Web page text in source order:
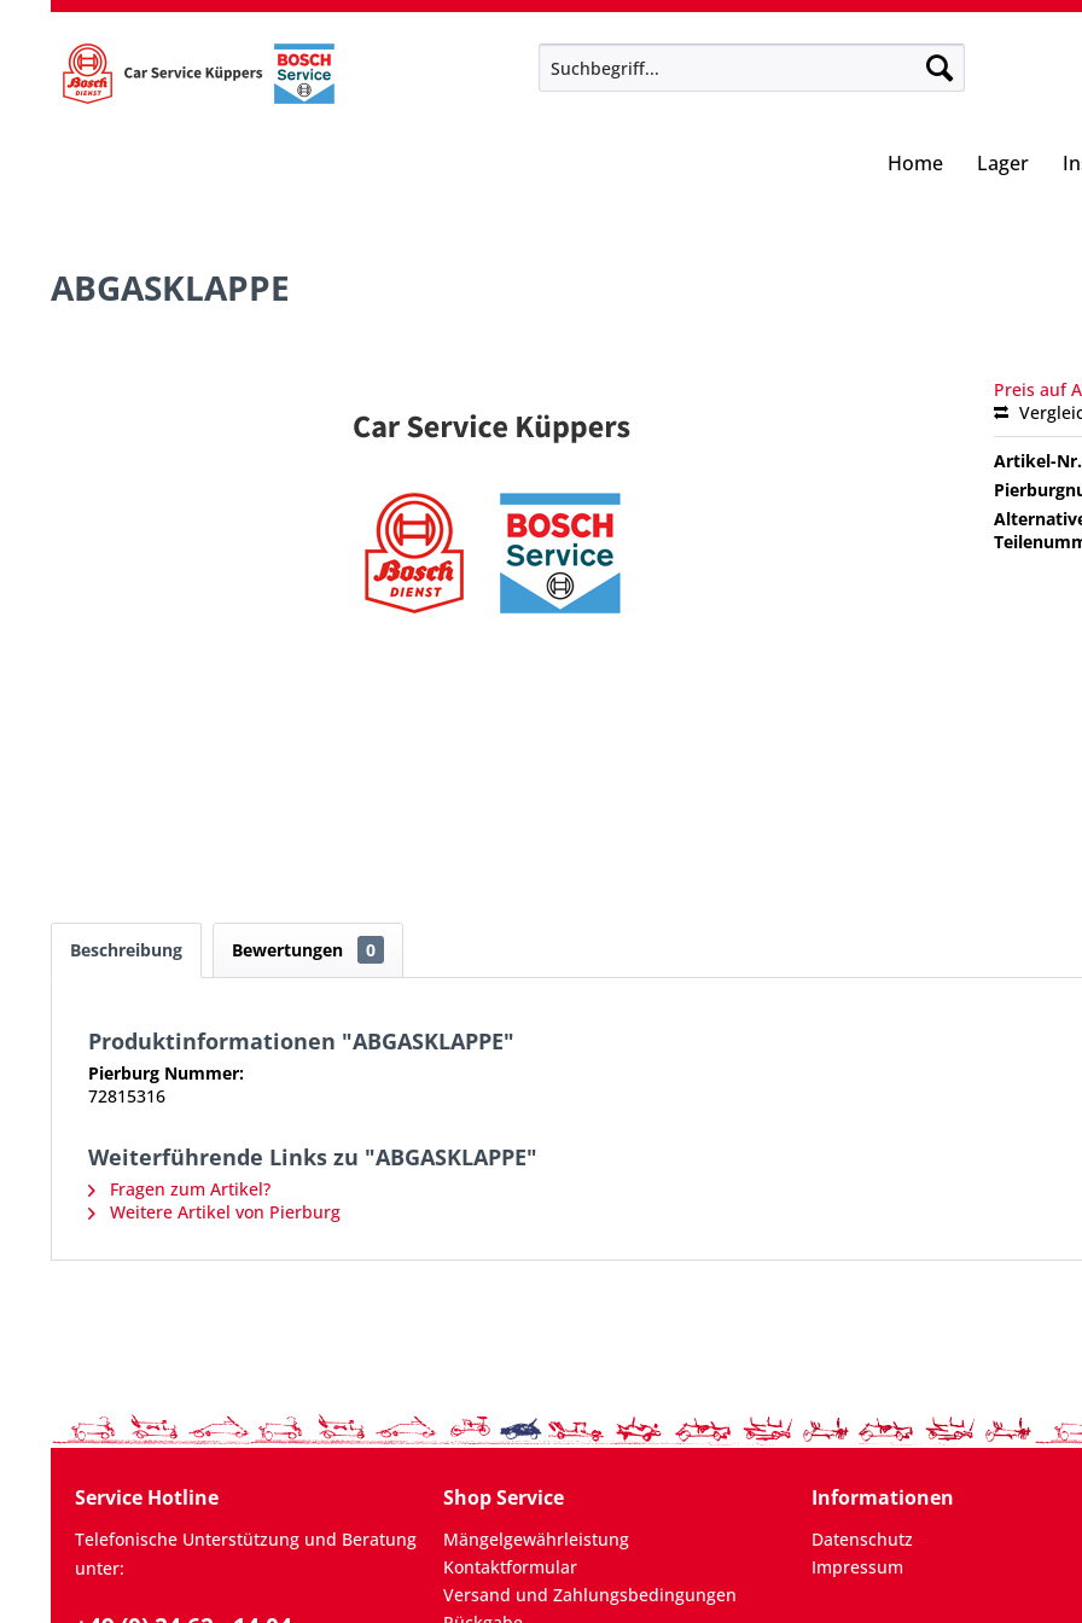
Home Lager
ABGASKLAPPE
Preis auf
Artikel-
Beschreibung Bewertungen 0
Produktinformationen "ABGASKLAPPE"
Pierburg Nummer:
72815316
Weiterführende Links zu "ABGASKLAPPE"
Fragen zum Artikel?
Weitere Artikel von Pierburg
Service Hotline
Telefonische Unterstützung und Beratung
unter:
Shop Service
Mängelgewährleistung
Kontaktformular
Versand und Zahlungsbedingungen
Informationen
Datenschutz
Impressum